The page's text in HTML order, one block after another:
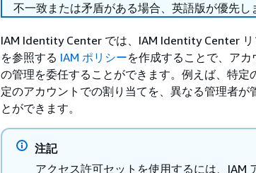
不一致または矛盾がある場合、英語版が優先し
IAM Identity Center では、IAM Identity Center
を参照する IAM ポリシーを作成することで、ア
の管理を委任することができます。例えば、特
定のアカウントでの割り当てを、異なる管理者が
とができます。
注記
アクセス許可セットを使用するには、IAM